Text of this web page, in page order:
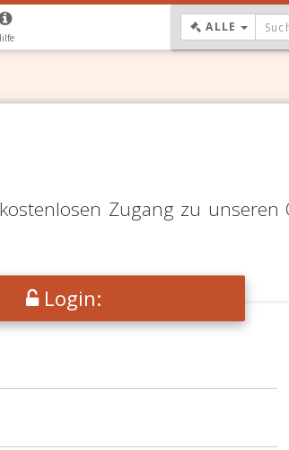
ALLE
Zugang zu unseren
Login: